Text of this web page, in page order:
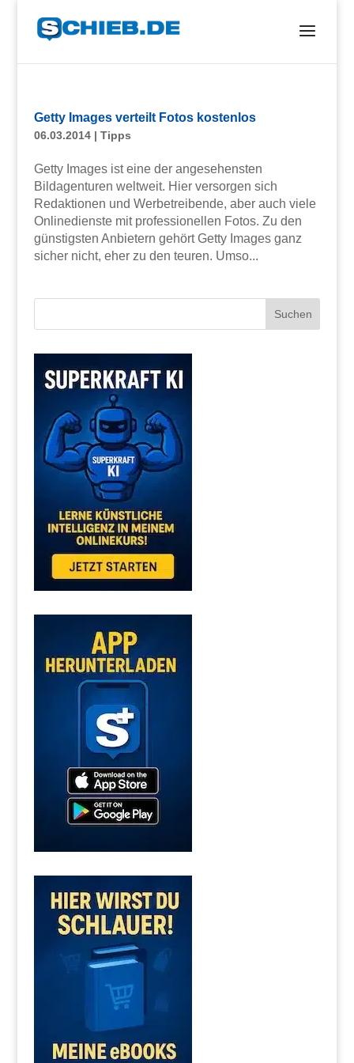
Getty Images verteilt Fotos kostenlos
06.03.2014| Tipps
Getty Images ist eine der angesehensten
Bildagenturen weltweit. Hier versorgen sich
Redaktionen und Werbetreibende, aber auch viele
Onlinedienste mit professionellen Fotos. Zu den
günstigsten Anbietern gehört Getty Images ganz
sicher nicht, eher zu den teuren. Umso...